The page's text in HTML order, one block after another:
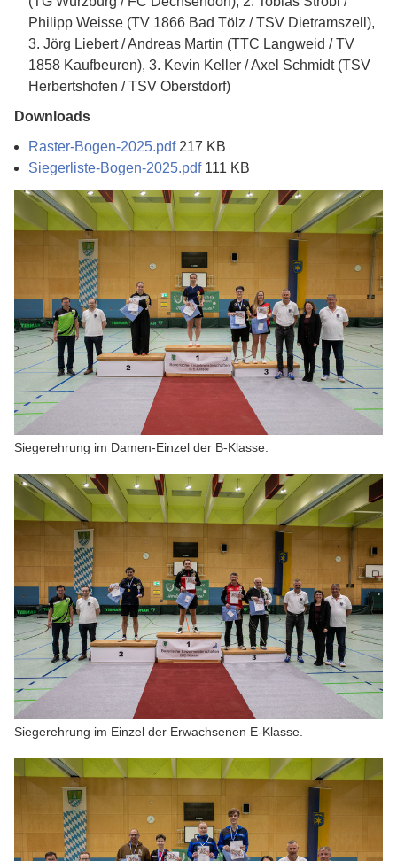
Philipp Weisse (TV 1866 Bad Tölz / TSV Dietramszell),
3. Jörg Liebert / Andreas Martin (TTC Langweid / TV
1858 Kaufbeuren), 3. Kevin Keller / Axel Schmidt (TSV
Herbertshofen / TSV Oberstdorf)
Downloads
Raster-Bogen-2025.pdf 217 KB
Siegerliste-Bogen-2025.pdf 111 KB
Siegerehrung im Damen-Einzel der B-Klasse.
Siegerehrung im Einzel der Erwachsenen E-Klasse.